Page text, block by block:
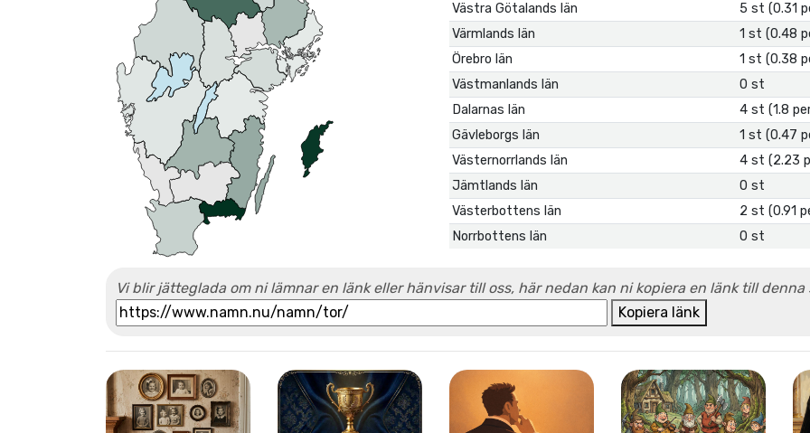
Västra Götalands län
5 st (0.31
Värmlands län
1 st (0.48
Örebro län
1 st (0.38
Västmanlands län
0 st
Dalarnas län
4 st (1.8
Gävleborgs län
1 st (0.47
Västernorrlands län
4 st (2.23
Jämtlands län
0 st
Västerbottens län
2 st (0.91
Norrbottens län
0 st
Vi blir jätteglada om ni lämnar en länk eller hänvisar till oss, här nedan kan ni kopiera en länk till denna
Kopiera länk